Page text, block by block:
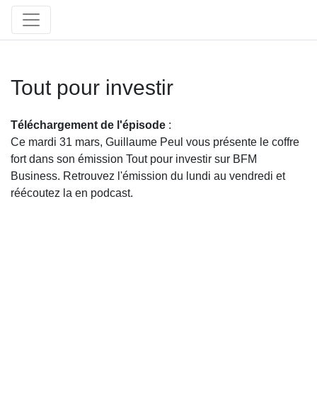
Tout pour investir
Téléchargement de l'épisode :
Ce mardi 31 mars, Guillaume Peul vous présente le coffre
fort dans son émission Tout pour investir sur BFM
Business. Retrouvez l'émission du lundi au vendredi et
réécoutez la en podcast.